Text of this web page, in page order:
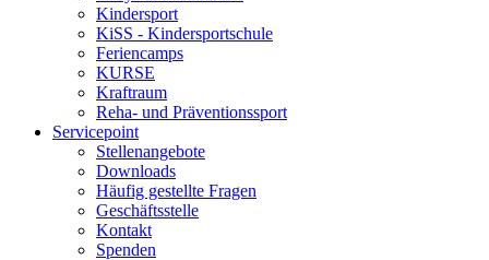
Kindersport
KiSS - Kindersportschule
Feriencamps
KURSE
Kraftraum
Reha- und Präventionssport
Servicepoint
Stellenangebote
Downloads
Häufig gestellte Fragen
Geschäftsstelle
Kontakt
Spenden